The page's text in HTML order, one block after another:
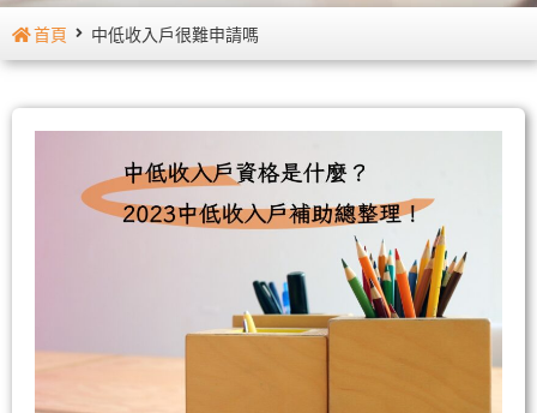
首頁 中低收入戶很難申請嗎